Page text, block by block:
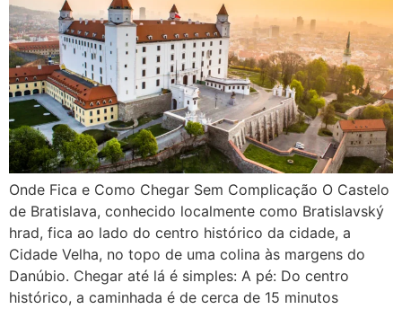
Onde Fica e Como Chegar Sem Complicação O Castelo
de Bratislava, conhecido localmente como Bratislavský
hrad, fica ao lado do centro histórico da cidade, a
Cidade Velha, no topo de uma colina às margens do
Danúbio. Chegar até lá é simples: A pé: Do centro
histórico, a caminhada é de cerca de 15 minutos